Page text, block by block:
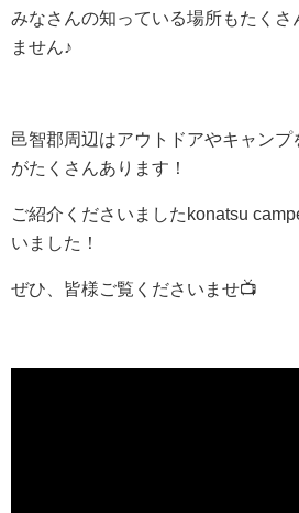
みなさんの知っている場所もたく
ません♪
邑智郡周辺はアウトドアやキャン
がたくさんあります！
ご紹介くださいましたkonatsu
いました！
ぜひ、皆様ご覧くださいませ📺